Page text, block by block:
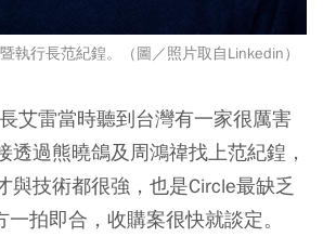
執行長范紀鍠。（圖／照片取自Linkedin）
艾雷當時聽到台灣有一家很厲害
透過熊曉鴿及周鴻禕找上范紀鍠，
與技術都很強，也是Circle最缺乏
拍即合，收購案很快就談定。